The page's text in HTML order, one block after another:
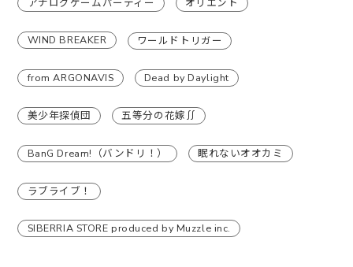
アナログゲームパーティー オリエント
WIND BREAKER ワールドトリガー
from ARGONAVIS Dead by Daylight
美少年探偵団 五等分の花嫁∬
BanG Dream!（バンドリ！） 眠れないオオカミ
ラブライブ！
SIBERRIA STORE produced by Muzzle inc.